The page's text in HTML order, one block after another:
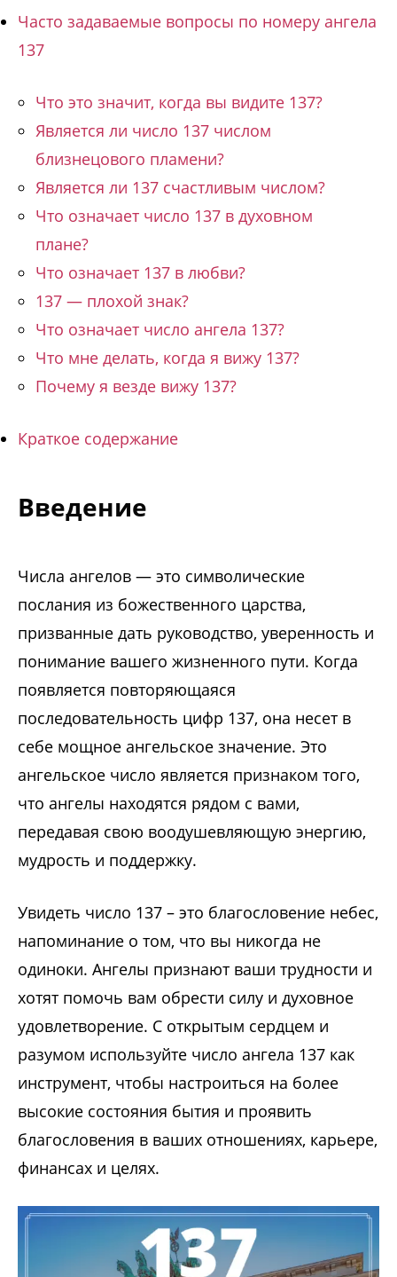
Часто задаваемые вопросы по номеру ангела
137
Что это значит, когда вы видите 137?
Является ли число 137 числом
близнецового пламени?
Является ли 137 счастливым числом?
Что означает число 137 в духовном
плане?
Что означает 137 в любви?
137 — плохой знак?
Что означает число ангела 137?
Что мне делать, когда я вижу 137?
Почему я везде вижу 137?
Краткое содержание
Введение
Числа ангелов — это символические
послания из божественного царства,
призванные дать руководство, уверенность и
понимание вашего жизненного пути. Когда
появляется повторяющаяся
последовательность цифр 137, она несет в
себе мощное ангельское значение. Это
ангельское число является признаком того,
что ангелы находятся рядом с вами,
передавая свою воодушевляющую энергию,
мудрость и поддержку.
Увидеть число 137 – это благословение небес,
напоминание о том, что вы никогда не
одиноки. Ангелы признают ваши трудности и
хотят помочь вам обрести силу и духовное
удовлетворение. С открытым сердцем и
разумом используйте число ангела 137 как
инструмент, чтобы настроиться на более
высокие состояния бытия и проявить
благословения в ваших отношениях, карьере,
финансах и целях.